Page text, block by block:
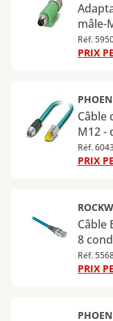
mâle-
M12FS
Réf.
PRIX
Câble
M12 -
Réf.
PRIX
Câble
8
1585J-
Réf.
PRIX